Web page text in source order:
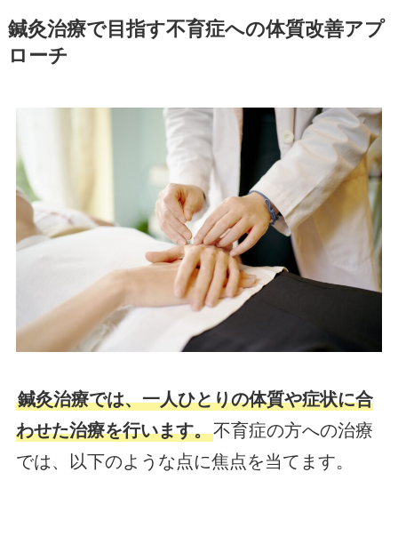
鍼灸治療で目指す不育症への体質改善アプ
ローチ
鍼灸治療では、一人ひとりの体質や症状に合
わせた治療を行います。不育症の方への治療
では、以下のような点に焦点を当てます。